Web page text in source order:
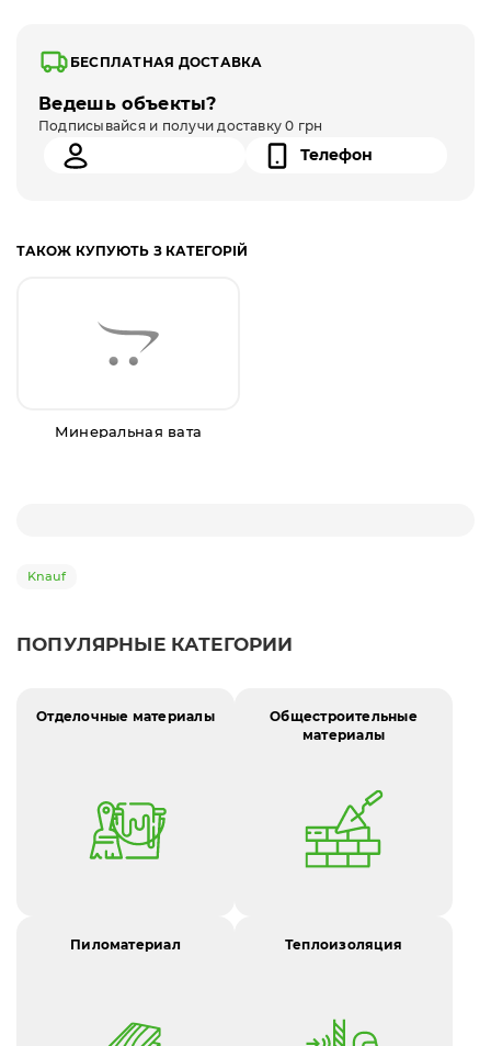
БЕСПЛАТНАЯ ДОСТАВКА
Ведешь объекты?
Подписывайся и получи доставку 0 грн
ТАКОЖ КУПУЮТЬ З КАТЕГОРІЙ
Минеральная вата
Knauf
ПОПУЛЯРНЫЕ КАТЕГОРИИ
Отделочные материалы
Общестроительные
материалы
Пиломатериал Теплоизоляция